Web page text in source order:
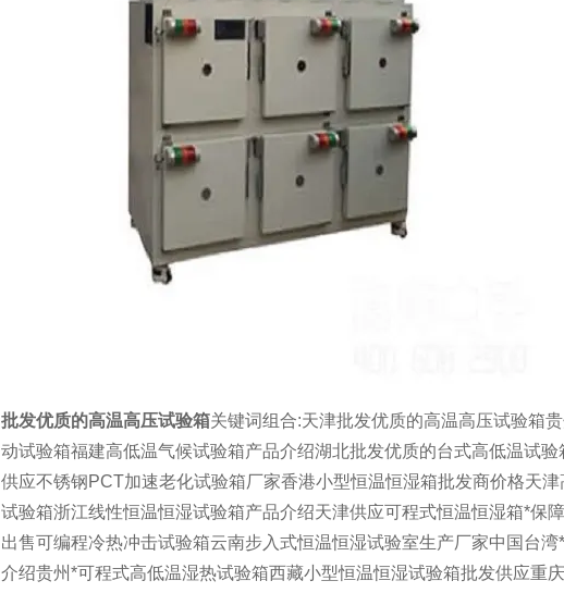
批发优质的高温高压试验箱关键词组合:天津批发优质的高温高压试验箱
动试验箱福建高低温气候试验箱产品介绍湖北批发优质的台式高低温试
供应不锈钢PCT加速老化试验箱厂家香港小型恒温恒湿箱批发商价格天
试验箱浙江线性恒温恒湿试验箱产品介绍天津供应可程式恒温恒湿箱*保
出售可编程冷热冲击试验箱云南步入式恒温恒湿试验室生产厂家中国台
介绍贵州*可程式高低温湿热试验箱西藏小型恒温恒湿试验箱批发供应重